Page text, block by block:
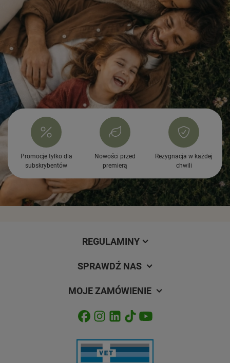
Promocje tylko dla
subskrybentów
Nowości przed
premierą
Rezygnacja w każdej
chwili
REGULAMINY
SPRAWDŹ NAS
MOJE ZAMÓWIENIE